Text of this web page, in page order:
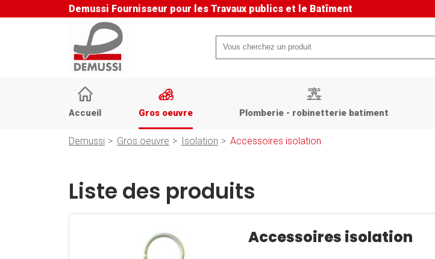
Demussi Fournisseur pour les Travaux publics et le Batîment
Mots-
clés
Aller
contenu
Accueil Gros oeuvre Plomberie - robinetterie batiment
Demussi Gros oeuvre Isolation Accessoires isolation
Liste des produits
Accessoires isolation